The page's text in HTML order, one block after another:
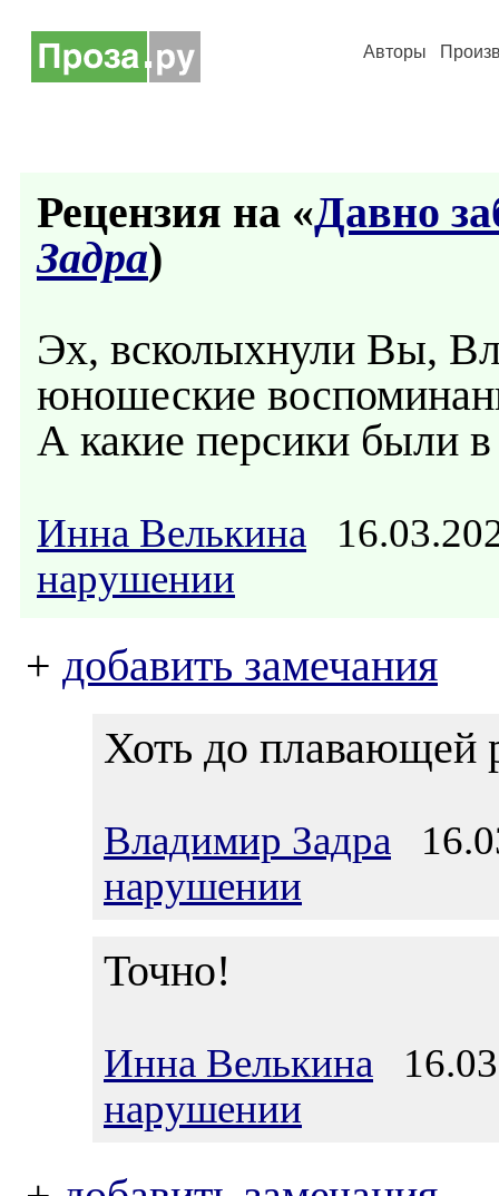
Авторы
Рецензия на «Давно
Задра)
Эх, всколыхнули Вы,
юношеские
А какие персики были
Инна Велькина
нарушении
+ добавить замечания
Хоть до плавающей
Владимир Задра
нарушении
Точно!
Инна Велькина
нарушении